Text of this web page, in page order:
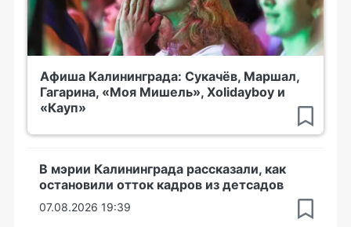
Афиша Калининграда: Сукачёв, Маршал,
Гагарина, «Моя Мишель», Xolidayboy и
«Кауп»
В мэрии Калининграда рассказали, как
остановили отток кадров из детсадов
07.08.2026 19:39